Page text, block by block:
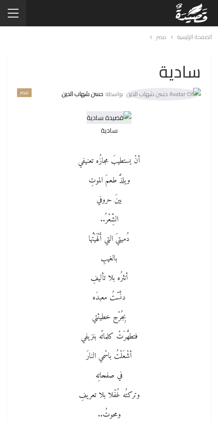
الصفحة الرئيسية مصر
سادية
مصر بواسطة حسن شهاب الدين
سادية
أنْ يستطيبَ مجازُه تعنيفي
ويلذَّ طعمَ الموتِ
بينَ حروفي
الشِّعْرُ..
دُميتيَ التي أَلْهَيْتُها
بالغيبِ
أنثرُه بلا تأليفِ
دنَّسْتُ معبدَه
بِجُرْحِ خطيئتي
فتطهَّرَتْ كلماتًه بنزيفي
أشْعَلْتُ باسْمي النارَ
في صفحاتِه
وتركتُه غُفْلا بلا تعريفِ
ومحوتُ..